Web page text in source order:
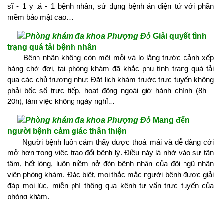
sĩ - 1 y tá - 1 bệnh nhân, sử dụng bệnh án điện tử với phần
mềm bảo mật cao…
Giải quyết tình
trạng quá tải bệnh nhân
Bệnh nhân không còn mệt mỏi và lo lắng trước cảnh xếp
hàng chờ đợi, tại phòng khám đã khắc phụ tình trạng quá tải
qua các chủ trương như: Đặt lịch khám trước trực tuyến không
phải bốc số trực tiếp, hoạt động ngoài giờ hành chính (8h –
20h), làm việc không ngày nghỉ…
Mang đến
người bệnh cảm giác thân thiện
Người bệnh luôn cảm thấy được thoải mái và dễ dàng cởi
mở hơn trong việc trao đổi bệnh lý. Điều này là nhờ vào sự tận
tâm, hết lòng, luôn niềm nở đón bệnh nhân của đội ngũ nhân
viên phòng khám. Đặc biệt, mọi thắc mắc người bệnh được giải
đáp mọi lúc, miễn phí thông qua kênh tư vấn trực tuyến của
phòng khám.